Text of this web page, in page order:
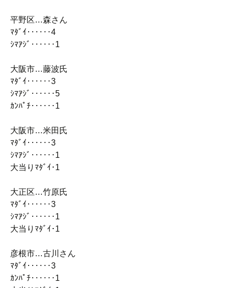
平野区…森さん
ﾏﾀﾞｲ‥‥‥4
ｼﾏｱｼﾞ‥‥‥1
大阪市…藤波氏
ﾏﾀﾞｲ‥‥‥3
ｼﾏｱｼﾞ‥‥‥5
ｶﾝﾊﾟﾁ‥‥‥1
大阪市…米田氏
ﾏﾀﾞｲ‥‥‥3
ｼﾏｱｼﾞ‥‥‥1
大当りﾏﾀﾞｲ･1
大正区…竹原氏
ﾏﾀﾞｲ‥‥‥3
ｼﾏｱｼﾞ‥‥‥1
大当りﾏﾀﾞｲ･1
彦根市…古川さん
ﾏﾀﾞｲ‥‥‥3
ｶﾝﾊﾟﾁ‥‥‥1